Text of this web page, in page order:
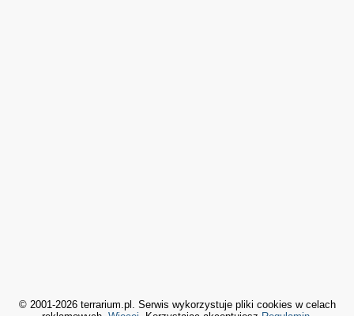
© 2001-2026 terrarium.pl. Serwis wykorzystuje pliki cookies w celach